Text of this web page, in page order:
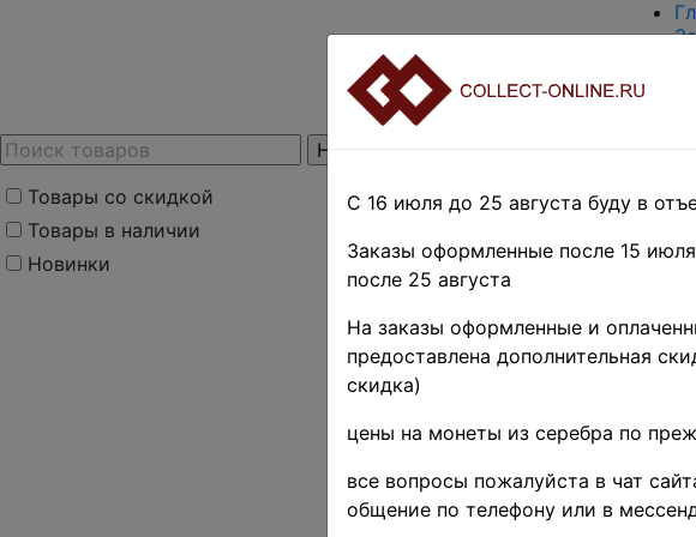
Товары со скидкой
Товары в наличии
Новинки
♦♦
С 16 июля до 25 августа буду в
Заказы оформленные после 15
после 25 августа
На заказы оформленные и
предоставлена дополнительная
скидка)
цены на монеты из серебра по
все вопросы пожалуйста в чат
общение по телефону или в